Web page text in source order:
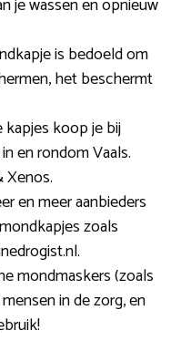
je wassen en opnieuw
is bedoeld om
het beschermt
koop je bij
en rondom Vaals.
Xenos.
en meer aanbieders
zoals
mondmaskers (zoals
in de zorg, en